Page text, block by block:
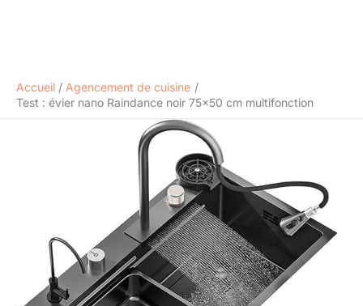
Accueil
Agencement de cuisine
Test : évier nano Raindance noir 75×50 cm multifonction